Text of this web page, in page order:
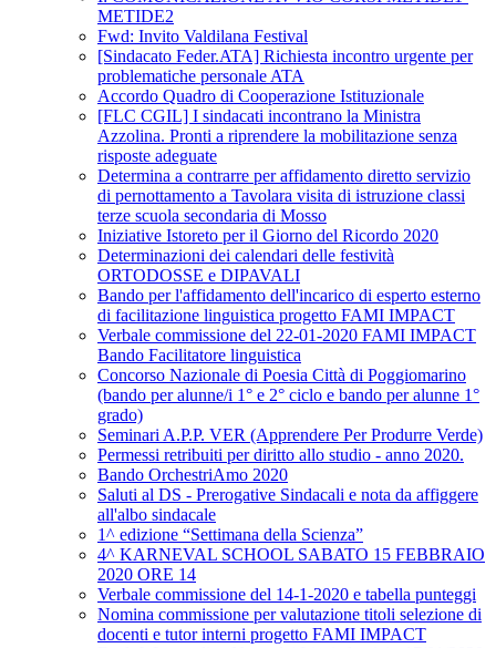
METIDE2
Fwd: Invito Valdilana Festival
[Sindacato Feder.ATA] Richiesta incontro urgente per
problematiche personale ATA
Accordo Quadro di Cooperazione Istituzionale
[FLC CGIL] I sindacati incontrano la Ministra
Azzolina. Pronti a riprendere la mobilitazione senza
risposte adeguate
Determina a contrarre per affidamento diretto servizio
di pernottamento a Tavolara visita di istruzione classi
terze scuola secondaria di Mosso
Iniziative Istoreto per il Giorno del Ricordo 2020
Determinazioni dei calendari delle festività
ORTODOSSE e DIPAVALI
Bando per l'affidamento dell'incarico di esperto esterno
di facilitazione linguistica progetto FAMI IMPACT
Verbale commissione del 22-01-2020 FAMI IMPACT
Bando Facilitatore linguistica
Concorso Nazionale di Poesia Città di Poggiomarino
(bando per alunne/i 1° e 2° ciclo e bando per alunne 1°
grado)
Seminari A.P.P. VER (Apprendere Per Produrre Verde)
Permessi retribuiti per diritto allo studio - anno 2020.
Bando OrchestriAmo 2020
Saluti al DS - Prerogative Sindacali e nota da affiggere
all'albo sindacale
1^ edizione “Settimana della Scienza”
4^ KARNEVAL SCHOOL SABATO 15 FEBBRAIO
2020 ORE 14
Verbale commissione del 14-1-2020 e tabella punteggi
Nomina commissione per valutazione titoli selezione di
docenti e tutor interni progetto FAMI IMPACT